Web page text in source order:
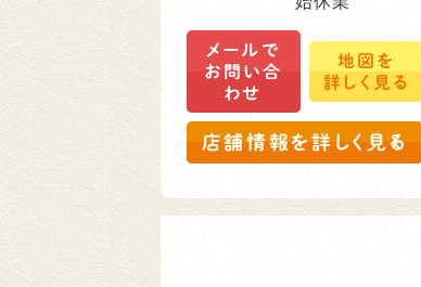
メールで
お問い合
わせ
地図を
詳しく見る
店舗情報を詳しく見る